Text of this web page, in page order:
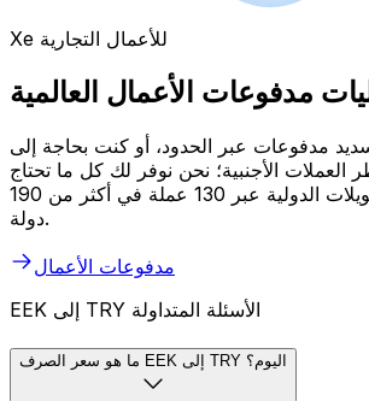
Xe للأعمال التجارية
مدفوعات الأعمال العالمية
مدفوعات عبر الحدود، أو كنت بحاجة إلى
العملات الأجنبية؛ نحن نوفر لك كل ما تحتاج
إليه. قم بجدولة التحويلات الدولية عبر 130 عملة في أكثر من 190
دولة.
مدفوعات الأعمال
EEK إلى TRY الأسئلة المتداولة
ما هو سعر الصرف EEK إلى TRY اليوم؟